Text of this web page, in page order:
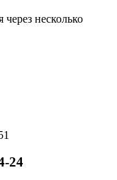
несколько
24